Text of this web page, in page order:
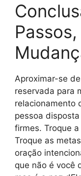
Aproximar-se
reservada para
relacionamento
pessoa
firmes. Troque
Troque as
oração
que não é você